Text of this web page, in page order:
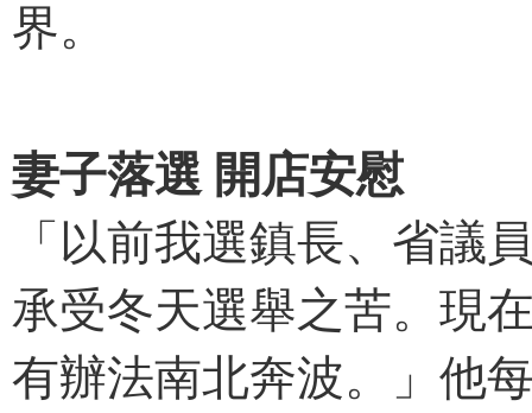
界。
妻子落選 開店安慰
「以前我選鎮長、省議
承受冬天選舉之苦。現
有辦法南北奔波。」他